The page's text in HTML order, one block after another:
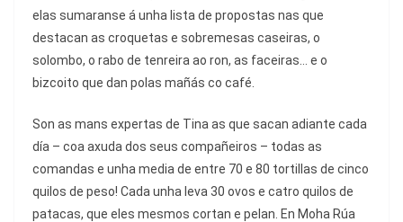
elas sumaranse á unha lista de propostas nas que
destacan as croquetas e sobremesas caseiras, o
solombo, o rabo de tenreira ao ron, as faceiras… e o
bizcoito que dan polas mañás co café.
Son as mans expertas de Tina as que sacan adiante cada
día – coa axuda dos seus compañeiros – todas as
comandas e unha media de entre 70 e 80 tortillas de cinco
quilos de peso! Cada unha leva 30 ovos e catro quilos de
patacas, que eles mesmos cortan e pelan. En Moha Rúa